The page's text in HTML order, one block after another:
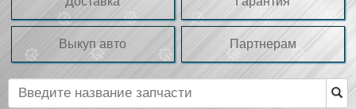
Выкуп авто Партнерам